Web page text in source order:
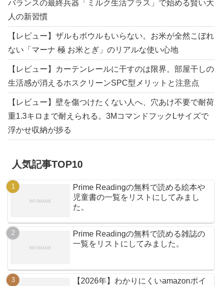
バランスの最終兵器「ミルク生活プラス」で始める賢い大
人の新習慣
【レビュー】ザルもボウルもいらない。お米が全然こぼれ
ない「マーナ 極 お米とぎ」のリアルな使い心地
【レビュー】カーテンレールに干すのは限界。部屋干しの
生活感が消えるホスクリーンSPC型メリットと注意点
【レビュー】壁を傷つけたくない人へ、穴あけ不要で耐荷
重1.3キロまで耐えられる。3MコマンドフックLサイズで
浮かせ収納が捗る
人気記事TOP10
Prime Readingの無料で読める絵本や
児童書の一覧をリストにしてみまし
た。
Prime Readingの無料で読める雑誌の
一覧をリストにしてみました。
【2026年】わかりにくいamazonポイ